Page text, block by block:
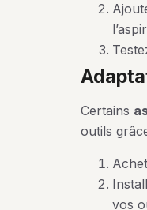
Certains
outils
vos